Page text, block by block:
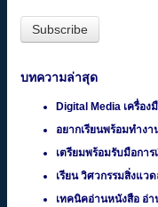
บทความล่าสุด
Digital Media เครื่อ
อยากเรียนพร้อมทำง
เตรียมพร้อมรับมือกา
เรียน วิศวกรรมสิ่งแว
เทคนิคอ่านหนังสือ อ่า